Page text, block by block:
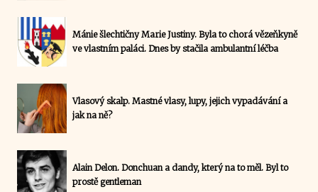
Mánie šlechtičny Marie Justiny. Byla to chorá vězeňkyně
ve vlastním paláci. Dnes by stačila ambulantní léčba
Vlasový skalp. Mastné vlasy, lupy, jejich vypadávání a
jak na ně?
Alain Delon. Donchuan a dandy, který na to měl. Byl to
prostě gentleman